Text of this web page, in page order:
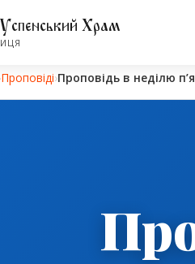
Храм
Проповіді›Проповідь в неділю